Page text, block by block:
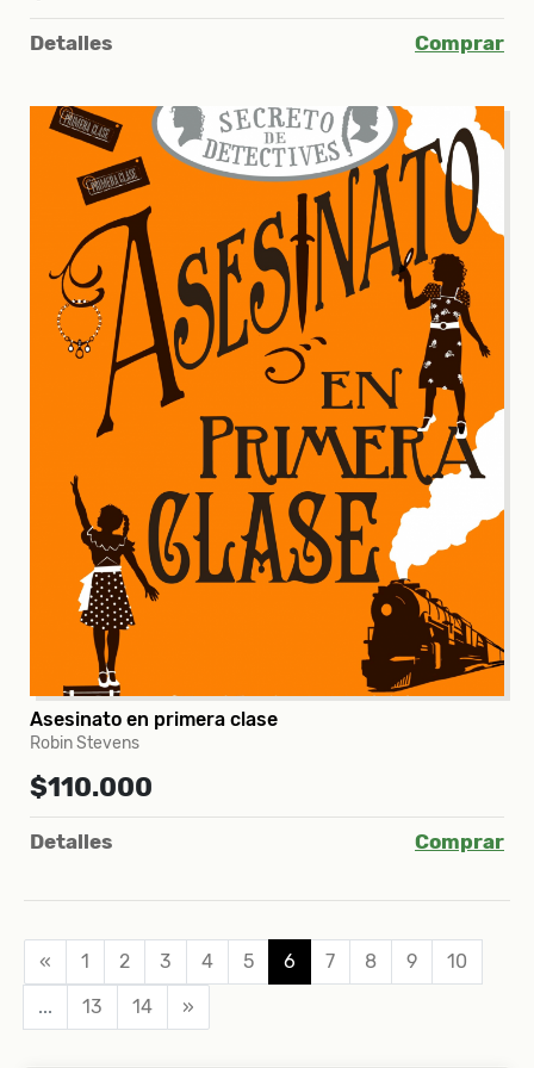
Detalles Comprar
Asesinato en primera clase
Robin Stevens
$110.000
Detalles Comprar
« 1 2 3 4 5 6 7 8 9
10
...
13 14 »